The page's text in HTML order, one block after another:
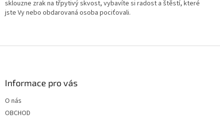
sklouzne zrak na třpytivý skvost, vybavíte si radost a štěstí, které
jste Vy nebo obdarovaná osoba pociťovali.
Informace pro vás
O nás
OBCHOD